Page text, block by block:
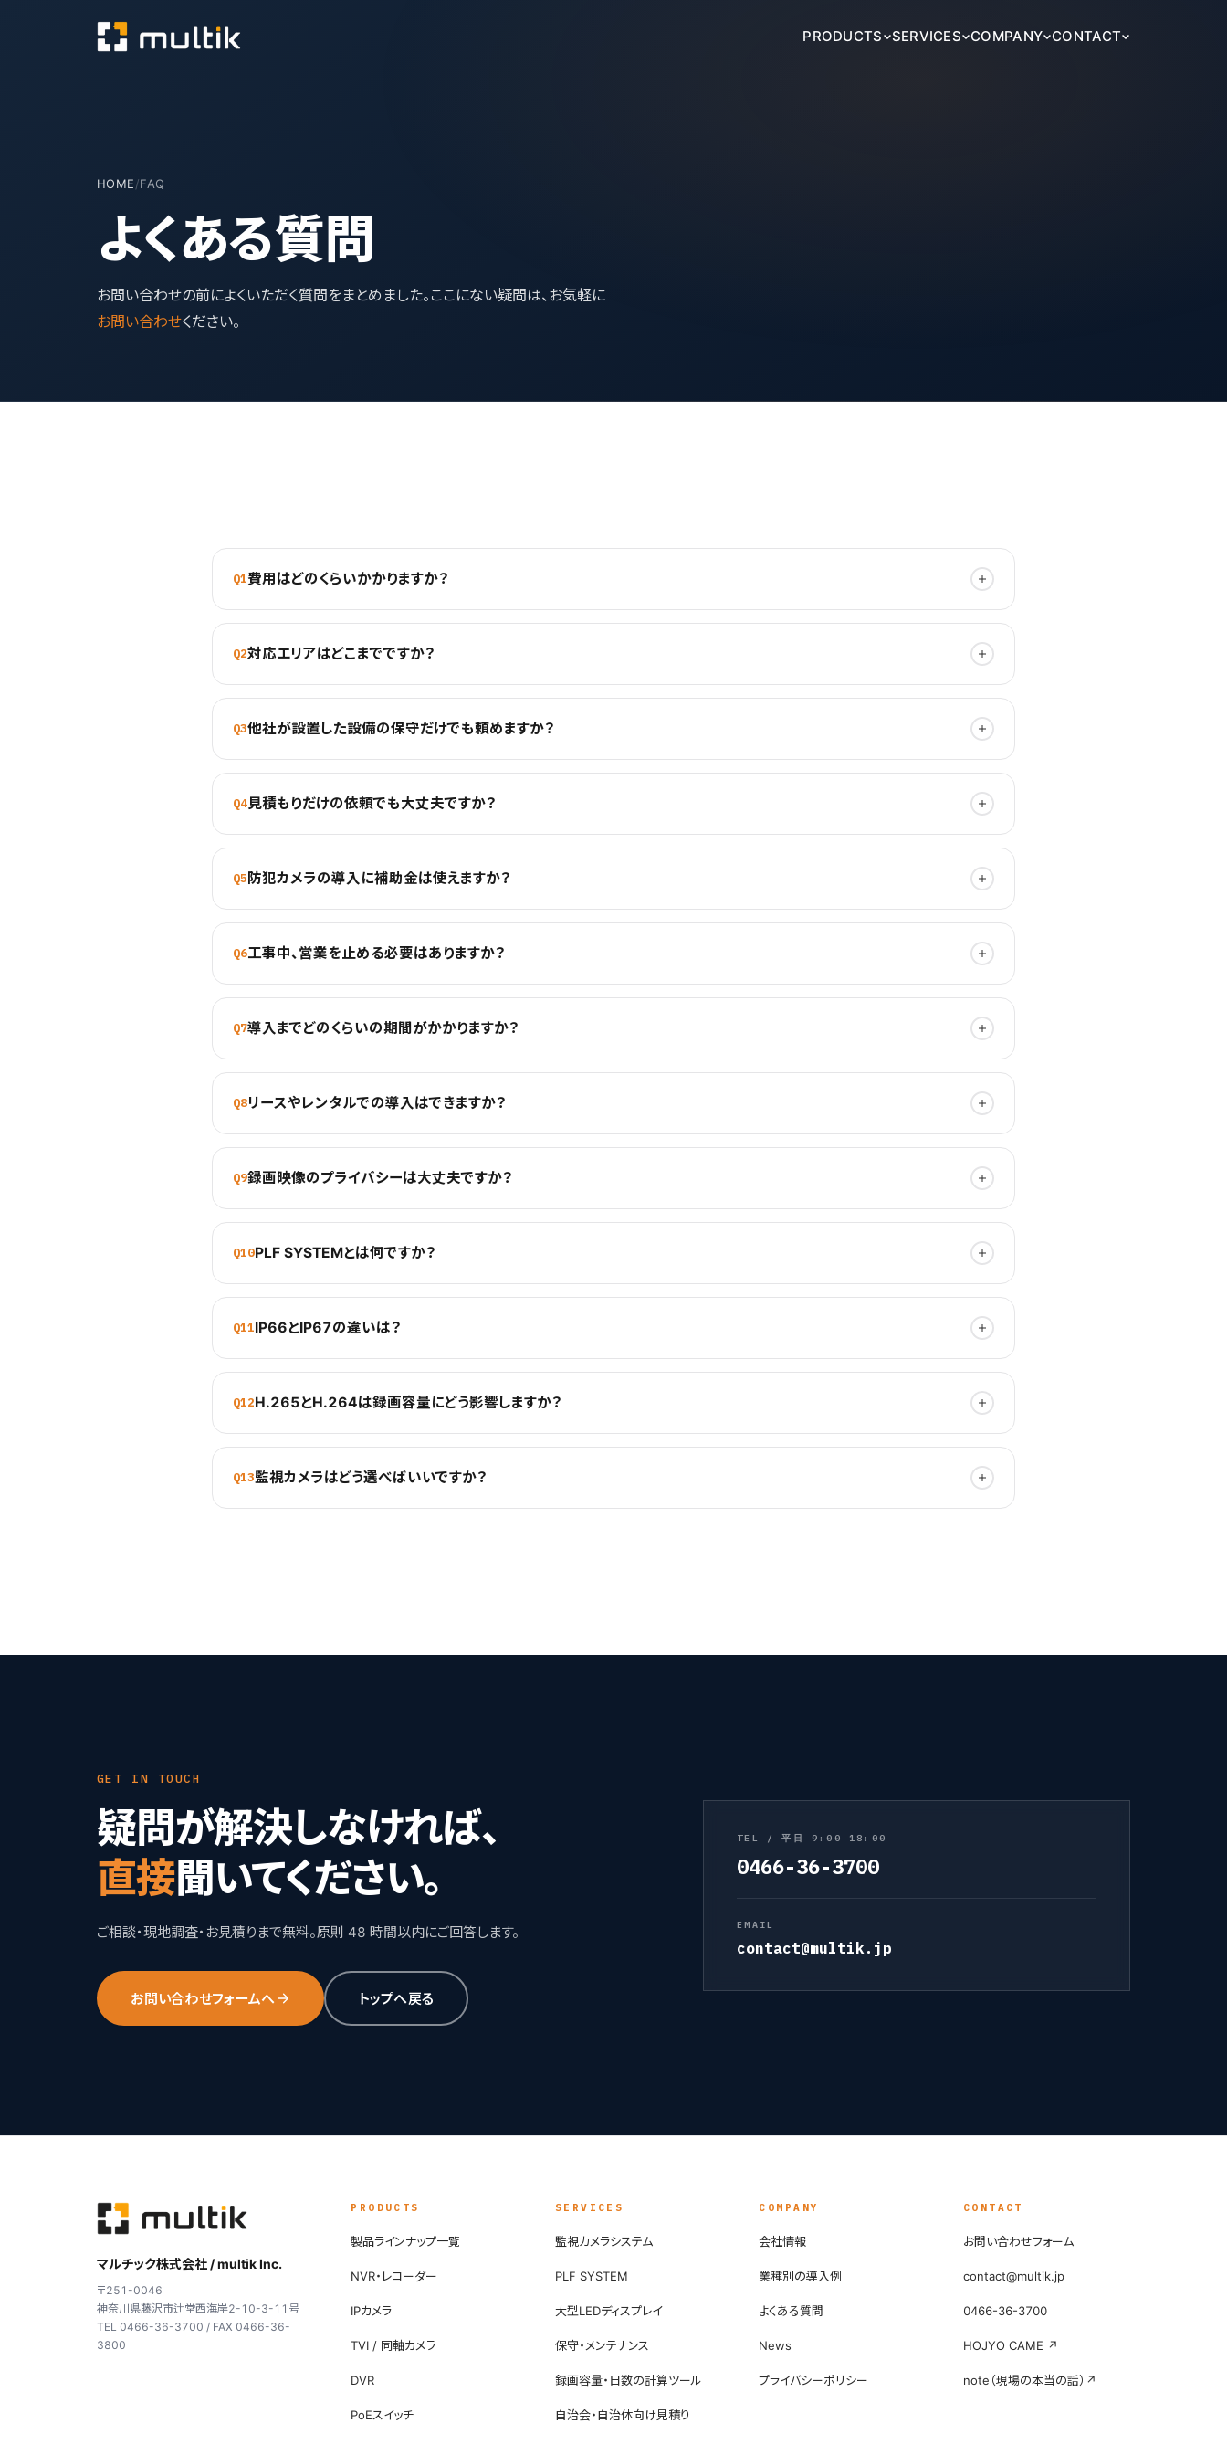
PRODUCTS SERVICES COMPANY CONTACT
HOME/FAQ
よくある質問
お問い合わせの前によくいただく質問をまとめました。ここにない疑問は、お気軽に
お問い合わせください。
Q1費用はどのくらいかかりますか？
Q2対応エリアはどこまでですか？
Q3他社が設置した設備の保守だけでも頼めますか？
Q4見積もりだけの依頼でも大丈夫ですか？
Q5防犯カメラの導入に補助金は使えますか？
Q6工事中、営業を止める必要はありますか？
Q7導入までどのくらいの期間がかかりますか？
Q8リースやレンタルでの導入はできますか？
Q9録画映像のプライバシーは大丈夫ですか？
Q10PLF SYSTEMとは何ですか？
Q11IP66とIP67の違いは？
Q12H.265とH.264は録画容量にどう影響しますか？
Q13監視カメラはどう選べばいいですか？
GET IN TOUCH
疑問が解決しなければ、
直接聞いてください。
ご相談・現地調査・お見積りまで無料。原則 48 時間以内にご回答します。
お問い合わせフォームへ トップへ戻る
TEL / 平日 9:00–18:00
0466-36-3700
EMAIL
contact@multik.jp
マルチック株式会社 / multik Inc.
〒251-0046
神奈川県藤沢市辻堂西海岸2-10-3-11号
TEL 0466-36-3700 / FAX 0466-36-
3800
PRODUCTS
製品ラインナップ一覧
NVR・レコーダー
IPカメラ
TVI / 同軸カメラ
DVR
PoEスイッチ
SERVICES
監視カメラシステム
PLF SYSTEM
大型LEDディスプレイ
保守・メンテナンス
録画容量・日数の計算ツール
自治会・自治体向け見積り
COMPANY
会社情報
業種別の導入例
よくある質問
News
プライバシーポリシー
CONTACT
お問い合わせフォーム
contact@multik.jp
0466-36-3700
HOJYO CAME ↗
note（現場の本当の話）↗